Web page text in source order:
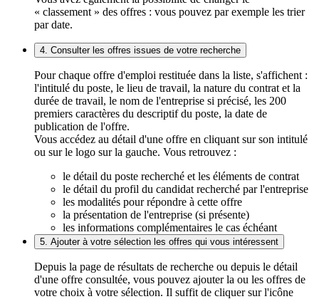
« classement » des offres : vous pouvez par exemple les trier
par date.
4. Consulter les offres issues de votre recherche
Pour chaque offre d'emploi restituée dans la liste, s'affichent :
l'intitulé du poste, le lieu de travail, la nature du contrat et la
durée de travail, le nom de l'entreprise si précisé, les 200
premiers caractères du descriptif du poste, la date de
publication de l'offre.
Vous accédez au détail d'une offre en cliquant sur son intitulé
ou sur le logo sur la gauche. Vous retrouvez :
le détail du poste recherché et les éléments de contrat
le détail du profil du candidat recherché par l'entreprise
les modalités pour répondre à cette offre
la présentation de l'entreprise (si présente)
les informations complémentaires le cas échéant
5. Ajouter à votre sélection les offres qui vous intéressent
Depuis la page de résultats de recherche ou depuis le détail
d'une offre consultée, vous pouvez ajouter la ou les offres de
votre choix à votre sélection. Il suffit de cliquer sur l'icône